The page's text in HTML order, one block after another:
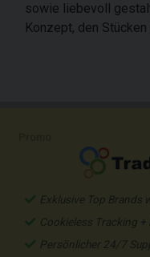
sowie liebevoll
Konzept, den
Exklusive Top Brands
Cookieless Tracking
Persönlicher 24/7